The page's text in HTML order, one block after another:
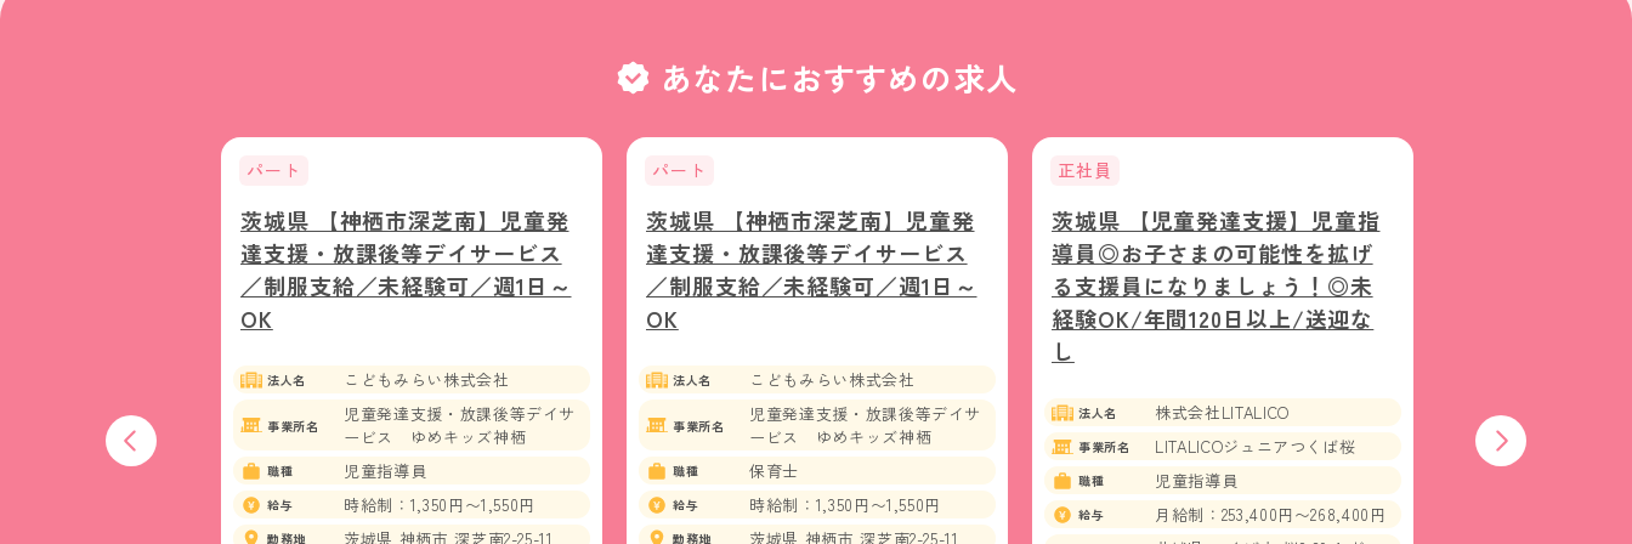
あなたにおすすめの求人
しらゆり西栗山保
パート
茨城県 【神栖市深芝南】児童発
達支援・放課後等デイサービス
／制服支給／未経験可／週1日～
OK
法人名 こどもみらい株式会社
事業所名
児童発達支援・放課後等デイサ
ービス ゆめキッズ神栖
職種 児童指導員
給与 時給制：1,350円〜1,550円
勤務地 茨城県 神栖市 深芝南2-25-11
パート
茨城県 【神栖市深芝南】児童発
達支援・放課後等デイサービス
／制服支給／未経験可／週1日～
OK
法人名 こどもみらい株式会社
事業所名
児童発達支援・放課後等デイサ
ービス ゆめキッズ神栖
職種 保育士
給与 時給制：1,350円〜1,550円
勤務地 茨城県 神栖市 深芝南2-25-11
正社員
茨城県 【児童発達支援】児童指
導員◎お子さまの可能性を拡げ
る支援員になりましょう！◎未
経験OK/年間120日以上/送迎な
し
法人名 株式会社LITALICO
事業所名 LITALICOジュニアつくば桜
職種 児童指導員
給与
月給制：253,400円〜268,400円
事業所名
職種